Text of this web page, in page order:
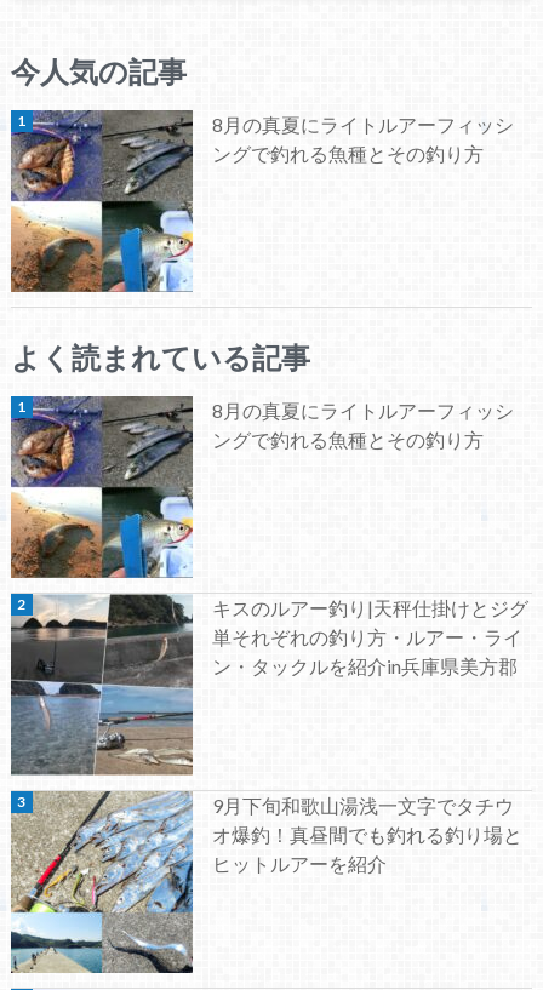
今人気の記事
8月の真夏にライトルアーフィッシ
ングで釣れる魚種とその釣り方
よく読まれている記事
8月の真夏にライトルアーフィッシ
ングで釣れる魚種とその釣り方
キスのルアー釣り|天秤仕掛けとジグ
単それぞれの釣り方・ルアー・ライ
ン・タックルを紹介in兵庫県美方郡
9月下旬和歌山湯浅一文字でタチウ
オ爆釣！真昼間でも釣れる釣り場と
ヒットルアーを紹介